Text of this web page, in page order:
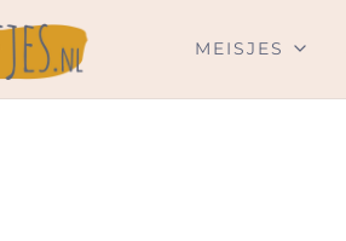
MEISJES